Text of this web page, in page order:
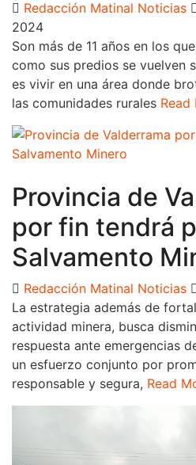
Redacción Matinal Noticias
2024
Son más de 11 años en los
como sus predios se vuelven
es vivir en una área donde
las comunidades rurales Read
Provincia de
por fin tendrá
Salvamento
Redacción Matinal Noticias
La estrategia además de
actividad minera, busca
respuesta ante emergencias
un esfuerzo conjunto por
responsable y segura, Read